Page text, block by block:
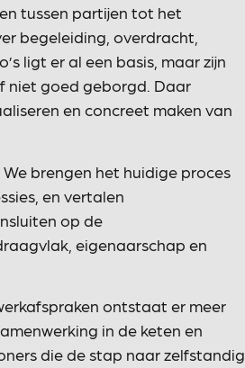
tussen partijen tot het
begeleiding, overdracht,
ligt er al een basis, maar zijn
niet goed geborgd. Daar
en concreet maken van
brengen het huidige proces
en vertalen
op de
eigenaarschap en
ontstaat er meer
in de keten en
die de stap naar zelfstandig